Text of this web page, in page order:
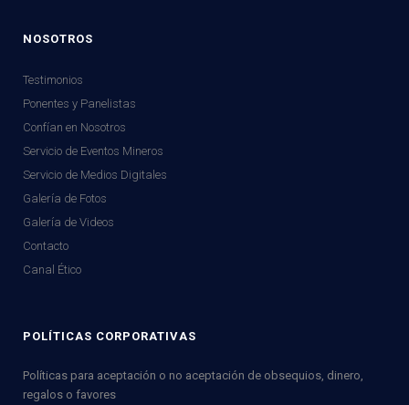
NOSOTROS
Testimonios
Ponentes y Panelistas
Confían en Nosotros
Servicio de Eventos Mineros
Servicio de Medios Digitales
Galería de Fotos
Galería de Videos
Contacto
Canal Ético
POLÍTICAS CORPORATIVAS
Políticas para aceptación o no aceptación de obsequios, dinero,
regalos o favores